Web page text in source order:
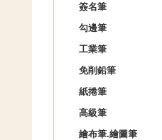
簽名筆
勾邊筆
工業筆
免削鉛筆
紙捲筆
高級筆
繪布筆.繪圖筆